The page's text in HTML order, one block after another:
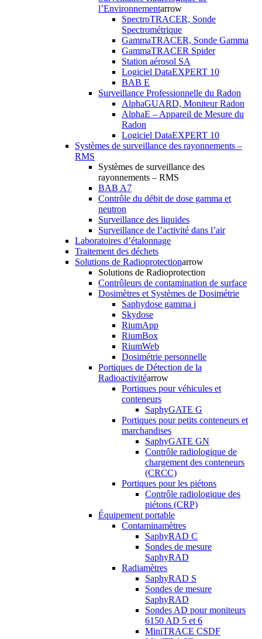
l’Environnementarrow
SpectroTRACER, Sonde
Spectrométrique
GammaTRACER, Sonde Gamma
GammaTRACER Spider
Station aérosol SA
Logiciel DataEXPERT 10
BAB E
Surveillance Professionnelle du Radon
AlphaGUARD, Moniteur Radon
AlphaE – Appareil de Mesure du
Radon
Logiciel DataEXPERT 10
Systèmes de surveillance des rayonnements –
RMS
Systèmes de surveillance des
rayonnements – RMS
BAB A7
Contrôle du débit de dose gamma et
neutron
Surveillance des liquides
Surveillance de l’activité dans l’air
Laboratoires d’étalonnage
Traitement des déchets
Solutions de Radioprotectionarrow
Solutions de Radioprotection
Contrôleurs de contamination de surface
Dosimètres et Systèmes de Dosimétrie
Saphydose gamma i
Skydose
RiumApp
RiumBox
RiumWeb
Dosimétrie personnelle
Portiques de Détection de la
Radioactivitéarrow
Portiques pour véhicules et
conteneurs
SaphyGATE G
Portiques pour petits conteneurs et
marchandises
SaphyGATE GN
Contrôle radiologique de
chargement des conteneurs
(CRCC)
Portiques pour les piétons
Contrôle radiologique des
piétons (CRP)
Équipement portable
Contaminamètres
SaphyRAD C
Sondes de mesure
SaphyRAD
Radiamètres
SaphyRAD S
Sondes de mesure
SaphyRAD
Sondes AD pour moniteurs
6150 AD 5 et 6
MiniTRACE CSDF